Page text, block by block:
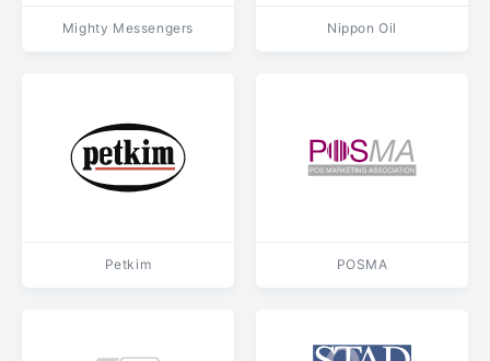
Mighty Messengers Nippon Oil
Petkim POSMA